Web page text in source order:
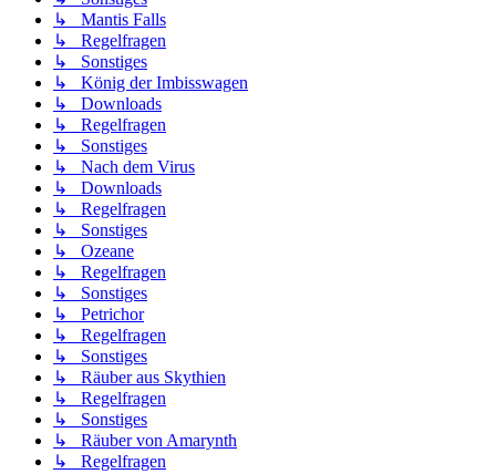
↳ Mantis Falls
↳ Regelfragen
↳ Sonstiges
↳ König der Imbisswagen
↳ Downloads
↳ Regelfragen
↳ Sonstiges
↳ Nach dem Virus
↳ Downloads
↳ Regelfragen
↳ Sonstiges
↳ Ozeane
↳ Regelfragen
↳ Sonstiges
↳ Petrichor
↳ Regelfragen
↳ Sonstiges
↳ Räuber aus Skythien
↳ Regelfragen
↳ Sonstiges
↳ Räuber von Amarynth
↳ Regelfragen